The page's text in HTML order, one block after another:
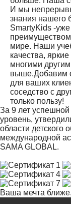
И мы
знания нашего
SmartyKids -
мире. Наши
качества,
многими
выше.Добавим
для ваших
соседство с
только пользу!
За 9 лет
уровень,
области детского
международной
SAMA GLOBAL.
Ваша мечта ближе,